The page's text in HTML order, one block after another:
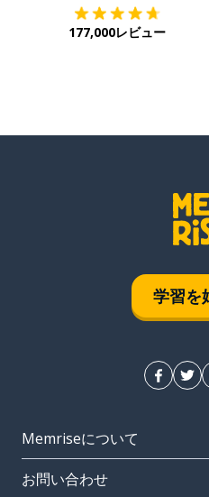
177,000レビュー
学習を
Memriseについて
お問い合わせ